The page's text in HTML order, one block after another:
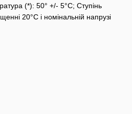
(*): 50° +/- 5°C; Ступінь
20°С і номінальній напрузі